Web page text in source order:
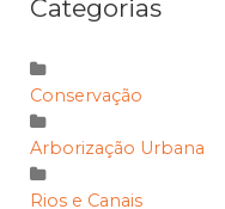
Categorias
Conservação
Arborização Urbana
Rios e Canais